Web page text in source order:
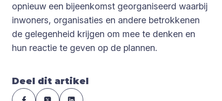
opnieuw een bijeenkomst georganiseerd waarbij
inwoners, organisaties en andere betrokkenen
de gelegenheid krijgen om mee te denken en
hun reactie te geven op de plannen.
Deel dit artikel